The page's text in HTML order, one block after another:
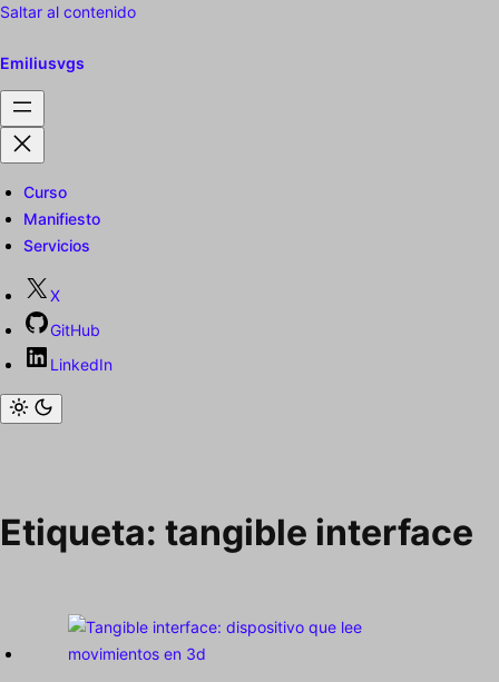
Saltar al contenido
Emiliusvgs
Curso
Manifiesto
Servicios
X
GitHub
LinkedIn
Etiqueta: tangible interface